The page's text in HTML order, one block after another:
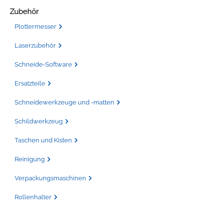
Zubehör
Plottermesser
Laserzubehör
Schneide-Software
Ersatzteile
Schneidewerkzeuge und -matten
Schildwerkzeug
Taschen und Kisten
Reinigung
Verpackungsmaschinen
Rollenhalter